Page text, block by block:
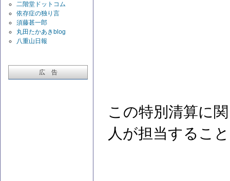
二階堂ドットコム
依存症の独り言
須藤甚一郎
丸田たかあきblog
八重山日報
広 告
この特別清算に
人が担当するこ